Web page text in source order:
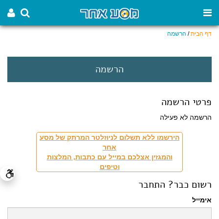
דף הבית/ הרשמה
הרשמה
פרטי הרשמה
הרשמה לא פעילה
הירשמו ללא תשלום לניוזלטר המרתק של מסע
אחר
והמגזין אצלכם במייל עם כתבות, המלצות
וטיפים
רשום כבר? התחבר
אימייל